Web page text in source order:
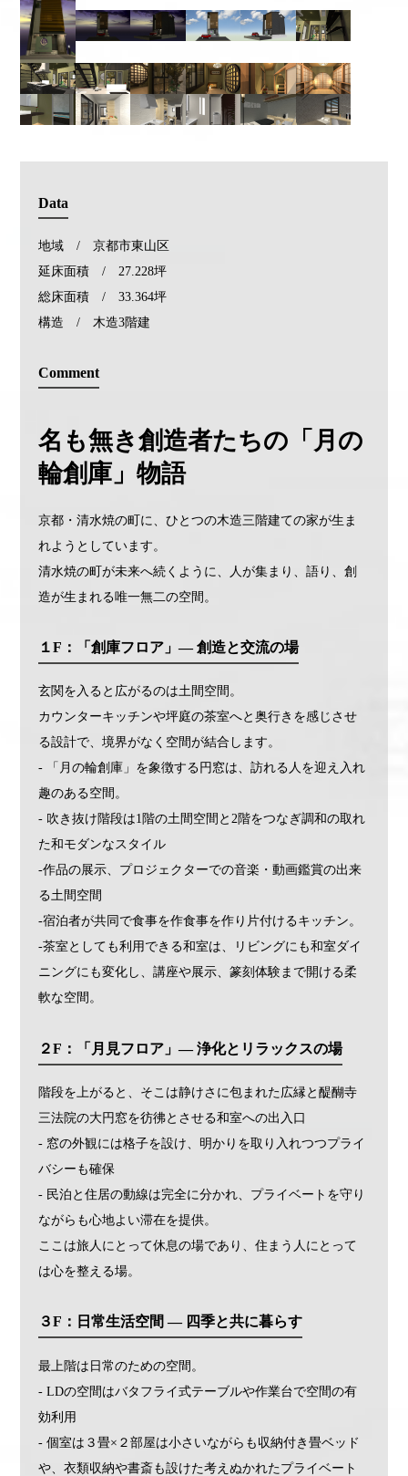
Data
地域 / 京都市東山区
延床面積 / 27.228坪
総床面積 / 33.364坪
構造 / 木造3階建
Comment
名も無き創造者たちの「月の
輪創庫」物語
京都・清水焼の町に、ひとつの木造三階建ての家が生ま
れようとしています。
清水焼の町が未来へ続くように、人が集まり、語り、創
造が生まれる唯一無二の空間。
１F：「創庫フロア」― 創造と交流の場
玄関を入ると広がるのは土間空間。
カウンターキッチンや坪庭の茶室へと奥行きを感じさせ
る設計で、境界がなく空間が結合します。
- 「月の輪創庫」を象徴する円窓は、訪れる人を迎え入れ
趣のある空間。
- 吹き抜け階段は1階の土間空間と2階をつなぎ調和の取れ
た和モダンなスタイル
-作品の展示、プロジェクターでの音楽・動画鑑賞の出来
る土間空間
-宿泊者が共同で食事を作食事を作り片付けるキッチン。
-茶室としても利用できる和室は、リビングにも和室ダイ
ニングにも変化し、講座や展示、篆刻体験まで開ける柔
軟な空間。
２F：「月見フロア」― 浄化とリラックスの場
階段を上がると、そこは静けさに包まれた広縁と醍醐寺
三法院の大円窓を彷彿とさせる和室への出入口
- 窓の外観には格子を設け、明かりを取り入れつつプライ
バシーも確保
- 民泊と住居の動線は完全に分かれ、プライベートを守り
ながらも心地よい滞在を提供。
ここは旅人にとって休息の場であり、住まう人にとって
は心を整える場。
３F：日常生活空間 ― 四季と共に暮らす
最上階は日常のための空間。
- LDの空間はバタフライ式テーブルや作業台で空間の有
効利用
- 個室は３畳×２部屋は小さいながらも収納付き畳ベッド
や、衣類収納や書斎も設けた考えぬかれたプライベート